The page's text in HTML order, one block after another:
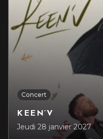
Concert
KEEN’V
Jeudi 28 janvier 2027